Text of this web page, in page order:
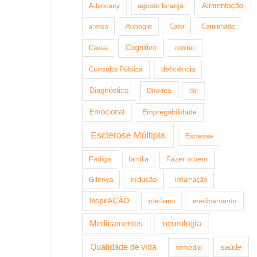
Advocacy agosto laranja Alimentação
anvisa Aubagio Calor Caminhada
Causa Cognitivo conitec
Consulta Pública deficiência
Diagnóstico Direitos dor
Emocional Empregabilidade
Esclerose Múltipla Estresse
Fadiga família Fazer o bem
Gilenya inclusão Inflamação
InspirAÇÃO interferon medicamento
Medicamentos neurologia
Qualidade de vida remédio saúde